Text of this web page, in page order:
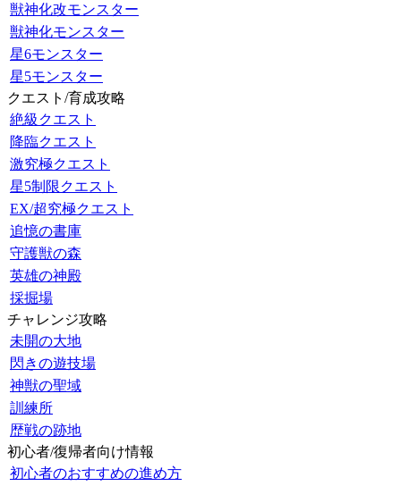
獣神化改モンスター
獣神化モンスター
星6モンスター
星5モンスター
クエスト/育成攻略
絶級クエスト
降臨クエスト
激究極クエスト
星5制限クエスト
EX/超究極クエスト
追憶の書庫
守護獣の森
英雄の神殿
採掘場
チャレンジ攻略
未開の大地
閃きの遊技場
神獣の聖域
訓練所
歴戦の跡地
初心者/復帰者向け情報
初心者のおすすめの進め方